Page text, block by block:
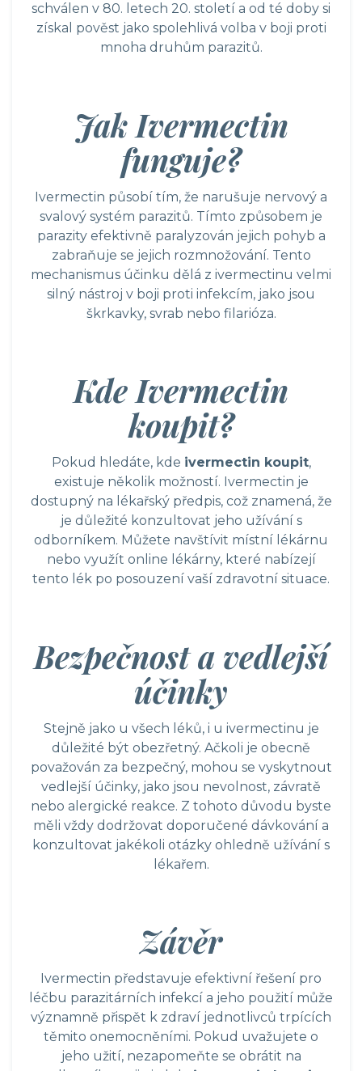
schválen v 80. letech 20. století a od té doby si
získal pověst jako spolehlivá volba v boji proti
mnoha druhům parazitů.
Jak Ivermectin
funguje?
Ivermectin působí tím, že narušuje nervový a
svalový systém parazitů. Tímto způsobem je
parazity efektivně paralyzován jejich pohyb a
zabraňuje se jejich rozmnožování. Tento
mechanismus účinku dělá z ivermectinu velmi
silný nástroj v boji proti infekcím, jako jsou
škrkavky, svrab nebo filarióza.
Kde Ivermectin
koupit?
Pokud hledáte, kde ivermectin koupit,
existuje několik možností. Ivermectin je
dostupný na lékařský předpis, což znamená, že
je důležité konzultovat jeho užívání s
odborníkem. Můžete navštívit místní lékárnu
nebo využít online lékárny, které nabízejí
tento lék po posouzení vaší zdravotní situace.
Bezpečnost a vedlejší
účinky
Stejně jako u všech léků, i u ivermectinu je
důležité být obezřetný. Ačkoli je obecně
považován za bezpečný, mohou se vyskytnout
vedlejší účinky, jako jsou nevolnost, závratě
nebo alergické reakce. Z tohoto důvodu byste
měli vždy dodržovat doporučené dávkování a
konzultovat jakékoli otázky ohledně užívání s
lékařem.
Závěr
Ivermectin představuje efektivní řešení pro
léčbu parazitárních infekcí a jeho použití může
významně přispět k zdraví jednotlivců trpících
těmito onemocněními. Pokud uvažujete o
jeho užití, nezapomeňte se obrátit na